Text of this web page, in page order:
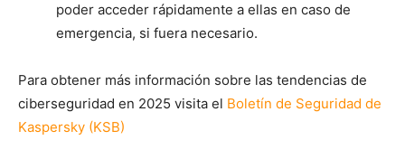
poder acceder rápidamente a ellas en caso de
emergencia, si fuera necesario.
Para obtener más información sobre las tendencias de
ciberseguridad en 2025 visita el Boletín de Seguridad de
Kaspersky (KSB)